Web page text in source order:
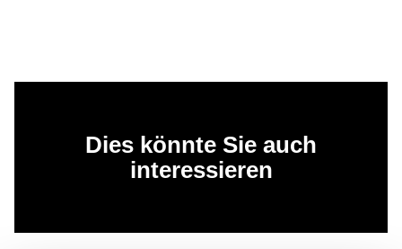
Dies könnte Sie auch
interessieren